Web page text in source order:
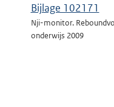
Bijlage 102171
Nji-monitor.
onderwijs 2009